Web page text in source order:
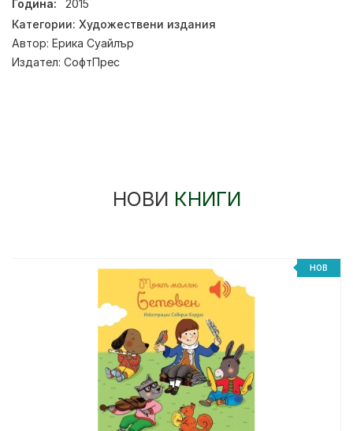
Година:
2015
Категории: Художествени издания
Автор: Ерика Суайлър
Издател: СофтПрес
НОВИ КНИГИ
НОВ